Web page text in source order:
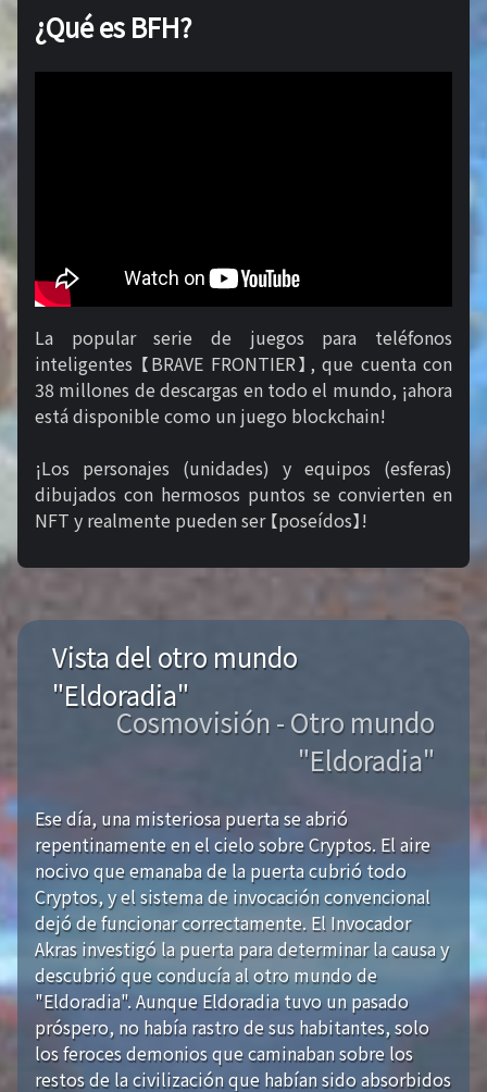
¿Qué es BFH?
La popular serie de juegos para teléfonos
inteligentes 【BRAVE FRONTIER】, que cuenta con
38 millones de descargas en todo el mundo, ¡ahora
está disponible como un juego blockchain!
¡Los personajes (unidades) y equipos (esferas)
dibujados con hermosos puntos se convierten en
NFT y realmente pueden ser 【poseídos】!
Vista del otro mundo
"Eldoradia"
Cosmovisión - Otro mundo
"Eldoradia"
Ese día, una misteriosa puerta se abrió
repentinamente en el cielo sobre Cryptos. El aire
nocivo que emanaba de la puerta cubrió todo
Cryptos, y el sistema de invocación convencional
dejó de funcionar correctamente. El Invocador
Akras investigó la puerta para determinar la causa y
descubrió que conducía al otro mundo de
"Eldoradia". Aunque Eldoradia tuvo un pasado
próspero, no había rastro de sus habitantes, solo
los feroces demonios que caminaban sobre los
restos de la civilización que habían sido absorbidos